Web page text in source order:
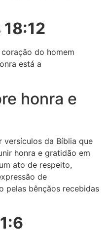
do homem
está a
honra e
versículos da Bíblia que
honra e gratidão em
ato de respeito,
de
pelas bênçãos recebidas